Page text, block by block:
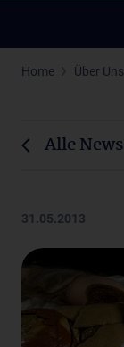
Home Über Uns
Alle News
31.05.2013